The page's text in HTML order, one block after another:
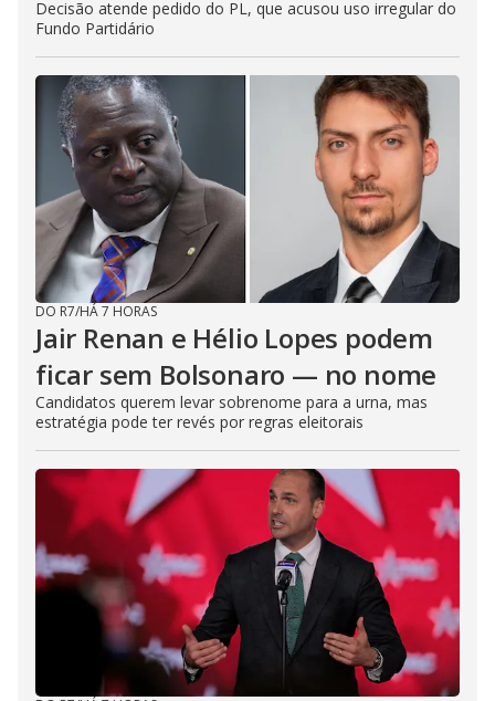
Decisão atende pedido do PL, que acusou uso irregular do
Fundo Partidário
DO R7/HÁ 7 HORAS
Jair Renan e Hélio Lopes podem
ficar sem Bolsonaro — no nome
Candidatos querem levar sobrenome para a urna, mas
estratégia pode ter revés por regras eleitorais